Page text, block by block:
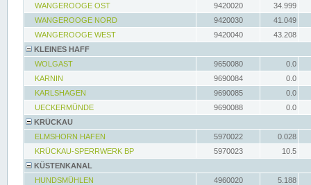
WANGEROOGE OST
9420020
34.999
WANGEROOGE NORD
9420030
41.049
WANGEROOGE WEST
9420040
43.208
KLEINES HAFF
WOLGAST
9650080
0.0
KARNIN
9690084
0.0
KARLSHAGEN
9690085
0.0
UECKERMÜNDE
9690088
0.0
KRÜCKAU
ELMSHORN HAFEN
5970022
0.028
KRÜCKAU-SPERRWERK BP
5970023
10.5
KÜSTENKANAL
HUNDSMÜHLEN
4960020
5.188